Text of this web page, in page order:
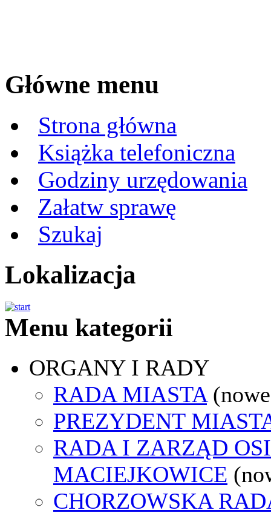
Główne menu
Strona główna
Książka telefoniczna
Godziny urzędowania
Załatw sprawę
Szukaj
Lokalizacja
Menu kategorii
ORGANY I RADY
RADA MIASTA
PREZYDENT
RADA I ZARZĄD
MACIEJKOWICE
CHORZOWSKA